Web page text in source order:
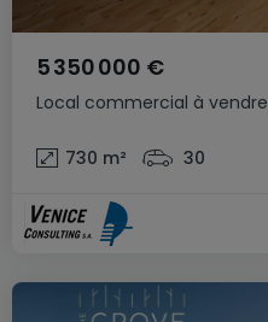
Local commercial à vendre
5 350 000 €
730 m² 30